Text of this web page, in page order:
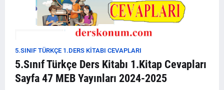
5.SINIF TÜRKÇE 1.DERS KİTABI CEVAPLARI
5.Sınıf Türkçe Ders Kitabı 1.Kitap Cevapları
Sayfa 47 MEB Yayınları 2024-2025